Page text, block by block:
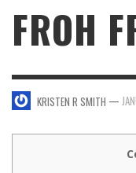
FROH
KRISTEN R SMITH —